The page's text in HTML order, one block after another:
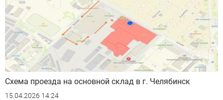
Схема проезда на основной склад в г. Челябинск
15.04.2026 14:24